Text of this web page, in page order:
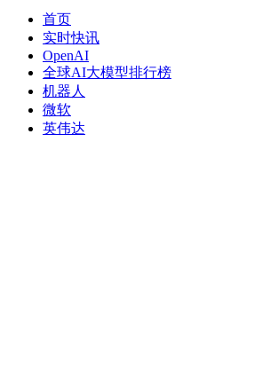
首页
实时快讯
OpenAI
全球AI大模型排行榜
机器人
微软
英伟达